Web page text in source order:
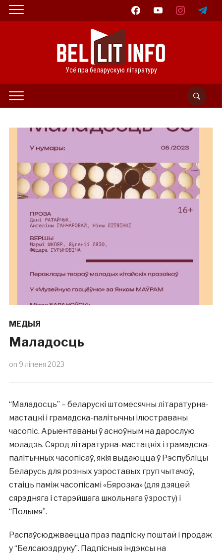
facebookyoutube instagramtelegram
Усё пра беларускую літаратуру
МЕДЫЯ
Маладосць
on 9 ліпеня 2023
“Маладосць” – беларускі штомесячны літаратурна-
мастацкі і грамадска-палітычны ілюстраваны
часопіс. Арыентаваны ў асноўным на дарослую
моладзь. Сярод літаратурна-мастацкіх і грамадска-
палітычных часопісаў, якія выдаюцца ў Рэспубліцы
Беларусь для розных узроставых груп чытачоў,
стаіць паміж часопісамі «Бярозка» (для дзяцей
сярэдняга і старэйшага школьнага ўзросту) і
“Полымя”.
Распаўсюджваецца праз падпіску поштай і продаж
у “Белсаюздруку”. Падпісныя індэксы на